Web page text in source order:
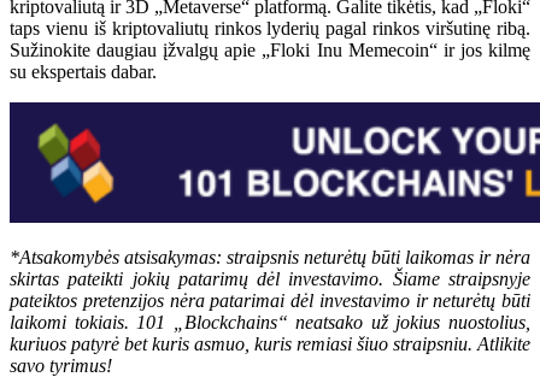
kriptovaliutą ir 3D „Metaverse“ platformą. Galite tikėtis, kad „Floki“
taps vienu iš kriptovaliutų rinkos lyderių pagal rinkos viršutinę ribą.
Sužinokite daugiau įžvalgų apie „Floki Inu Memecoin“ ir jos kilmę
su ekspertais dabar.
*Atsakomybės atsisakymas: straipsnis neturėtų būti laikomas ir nėra
skirtas pateikti jokių patarimų dėl investavimo. Šiame straipsnyje
pateiktos pretenzijos nėra patarimai dėl investavimo ir neturėtų būti
laikomi tokiais. 101 „Blockchains“ neatsako už jokius nuostolius,
kuriuos patyrė bet kuris asmuo, kuris remiasi šiuo straipsniu. Atlikite
savo tyrimus!